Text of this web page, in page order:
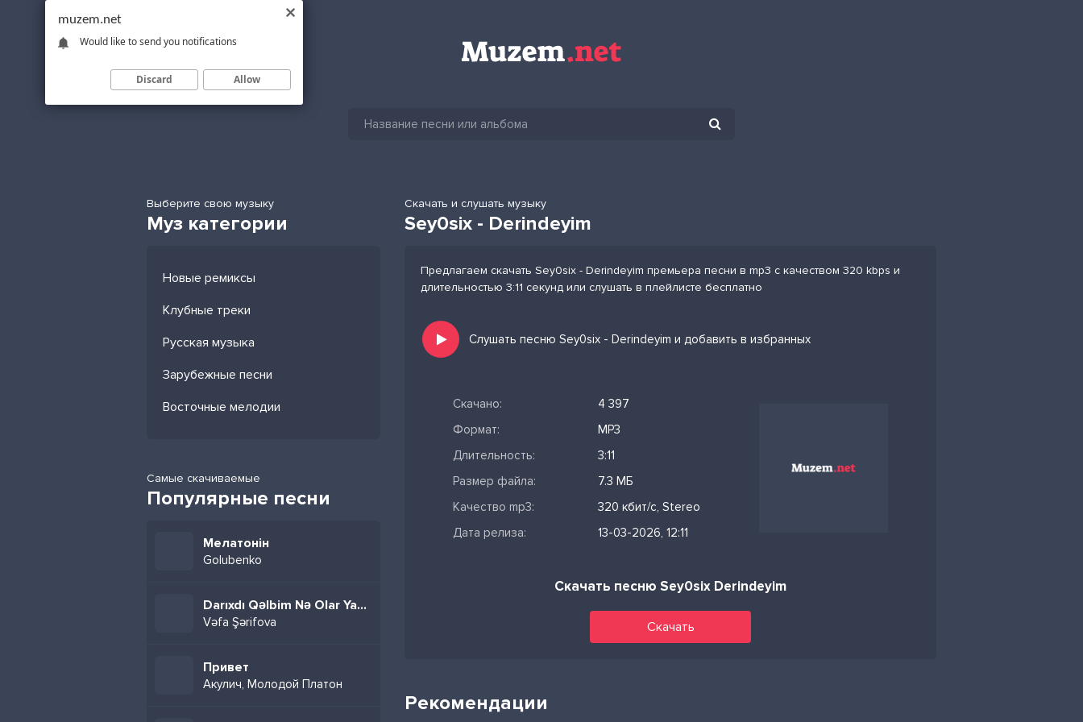
Выберите свою музыку
Муз категории
Новые ремиксы
Клубные треки
Русская музыка
Зарубежные песни
Восточные мелодии
Самые скачиваемые
Популярные песни
Мелатонін
Golubenko
Darıxdı Qəlbim Nə Olar Yaz Mənə
Vəfa Şərifova
Привет
Акулич, Молодой Платон
Скачать и слушать музыку
Sey0six - Derindeyim
Предлагаем скачать Sey0six - Derindeyim премьера песни в mp3 с качеством 320 kbps и
длительностью 3:11 секунд или слушать в плейлисте бесплатно
Слушать песню Sey0six - Derindeyim и добавить в избранных
Скачано:
4 397
Формат:
MP3
Длительность:
3:11
Размер файла:
7.3 МБ
Качество mp3:
320 кбит/с, Stereo
Дата релиза:
13-03-2026, 12:11
Скачать песню Sey0six Derindeyim
Скачать
Рекомендации
muzem.net
Would like to send you notifications
Discard Allow